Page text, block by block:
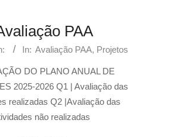
PAA
In: Avaliação PAA, Projetos
DO PLANO ANUAL DE
2025-2026 Q1 | Avaliação das
realizadas Q2 |Avaliação das
não realizadas